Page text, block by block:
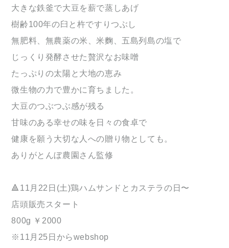
大きな鉄釜で大豆を薪で蒸しあげ
樹齢100年の臼と杵ですりつぶし
無肥料、無農薬の米、米麴、五島列島の塩で
じっくり発酵させた贅沢なお味噌
たっぷりの太陽と大地の恵み
微生物の力で豊かに育ちました。
大豆のつぶつぶ感が残る
甘味のある幸せの味を日々の食卓で
健康を願う大切な人への贈り物としても。
ありがとんぼ農園さん監修
🔺11月22日(土)鶏ハムサンドとカステラの日〜
店頭販売スタート
800g ￥2000
※11月25日からwebshop